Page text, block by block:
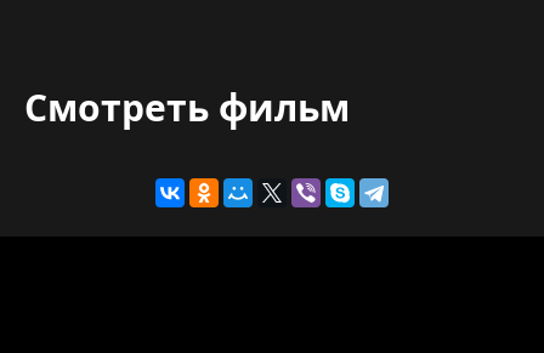
Смотреть фильм